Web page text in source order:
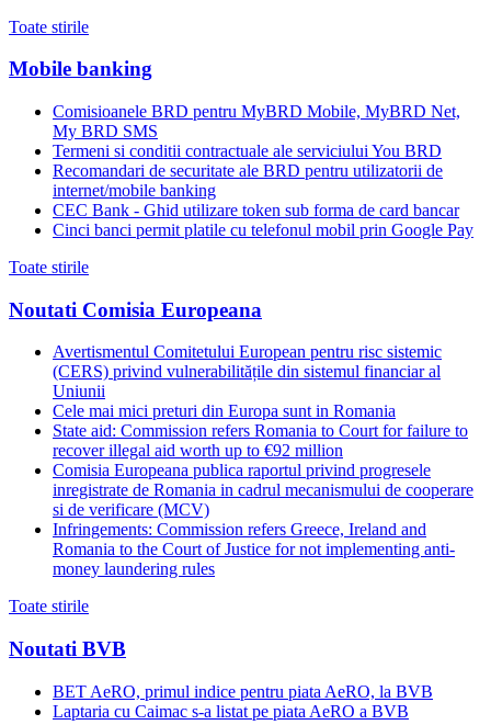
Toate stirile
Mobile banking
Comisioanele BRD pentru MyBRD Mobile, MyBRD Net,
My BRD SMS
Termeni si conditii contractuale ale serviciului You BRD
Recomandari de securitate ale BRD pentru utilizatorii de
internet/mobile banking
CEC Bank - Ghid utilizare token sub forma de card bancar
Cinci banci permit platile cu telefonul mobil prin Google Pay
Toate stirile
Noutati Comisia Europeana
Avertismentul Comitetului European pentru risc sistemic
(CERS) privind vulnerabilitățile din sistemul financiar al
Uniunii
Cele mai mici preturi din Europa sunt in Romania
State aid: Commission refers Romania to Court for failure to
recover illegal aid worth up to €92 million
Comisia Europeana publica raportul privind progresele
inregistrate de Romania in cadrul mecanismului de cooperare
si de verificare (MCV)
Infringements: Commission refers Greece, Ireland and
Romania to the Court of Justice for not implementing anti-
money laundering rules
Toate stirile
Noutati BVB
BET AeRO, primul indice pentru piata AeRO, la BVB
Laptaria cu Caimac s-a listat pe piata AeRO a BVB